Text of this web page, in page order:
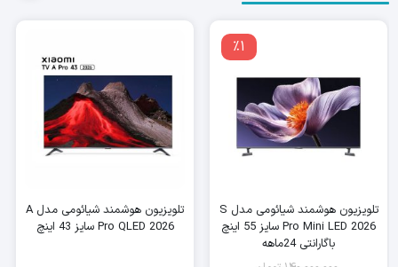
٪1
تلویزیون هوشمند شیائومی مدل S
Pro Mini LED 2026 سایز 55 اینچ
باگارانتی 24ماهه
تلویزیون هوشمند شیائومی مدل A
Pro QLED 2026 سایز 43 اینچ